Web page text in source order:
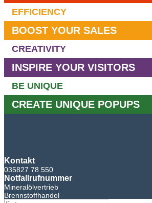
EFFICIENCY
BOOST YOUR SALES
CREATIVITY
INSPIRE YOUR VISITORS
BE UNIQUE
CREATE UNIQUE POPUPS
Kontakt
035827 78 550
Notfallrufnummer
Mineralölvertrieb
Brennstoffhandel